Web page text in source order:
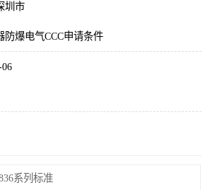
圳市
防爆电气CCC申请条件
06
系列标准